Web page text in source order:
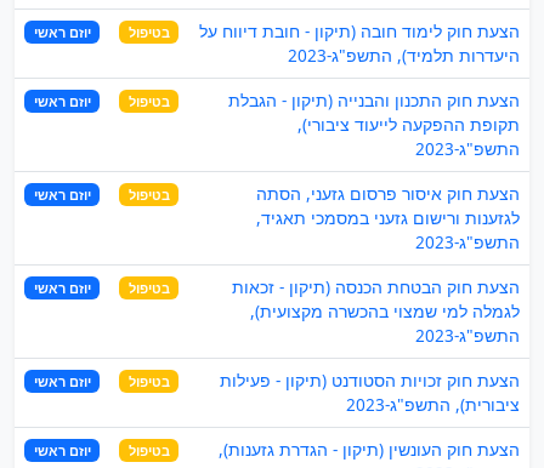
הצעת חוק לימוד חובה (תיקון - חובת דיווח על
היעדרות תלמיד), התשפ"ג-2023
בטיפול יוזם ראשי
הצעת חוק התכנון והבנייה (תיקון - הגבלת
תקופת ההפקעה לייעוד ציבורי),
התשפ"ג-2023
בטיפול יוזם ראשי
הצעת חוק איסור פרסום גזעני, הסתה
לגזענות ורישום גזעני במסמכי תאגיד,
התשפ"ג-2023
בטיפול יוזם ראשי
הצעת חוק הבטחת הכנסה (תיקון - זכאות
לגמלה למי שמצוי בהכשרה מקצועית),
התשפ"ג-2023
בטיפול יוזם ראשי
הצעת חוק זכויות הסטודנט (תיקון - פעילות
ציבורית), התשפ"ג-2023
בטיפול יוזם ראשי
הצעת חוק העונשין (תיקון - הגדרת גזענות),
בטיפול יוזם ראשי